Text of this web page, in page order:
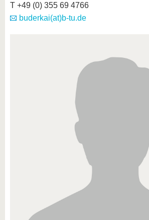
T +49 (0) 355 69 4766
buderkai(at)b-tu.de